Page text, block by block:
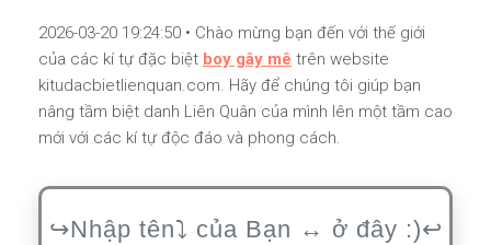
2026-03-20 19:24:50 • Chào mừng bạn đến với thế giới
của các kí tự đặc biệt boy gây mê trên website
kitudacbietlienquan.com. Hãy để chúng tôi giúp bạn
nâng tầm biệt danh Liên Quân của mình lên một tầm cao
mới với các kí tự độc đáo và phong cách.